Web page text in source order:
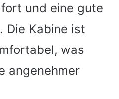
und eine gute
Die Kabine ist
was
angenehmer